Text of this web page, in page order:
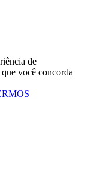
de
você concorda